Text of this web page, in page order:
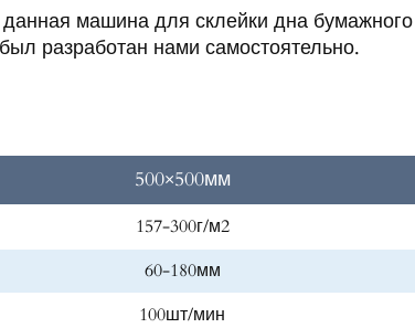
машина для склейки дна бумажного
разработан нами самостоятельно.
500×500мм
157-300г/м2
60-180мм
100шт/мин